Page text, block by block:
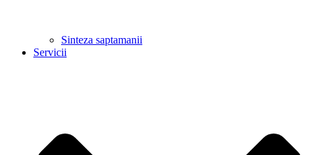
Sinteza saptamanii
Servicii